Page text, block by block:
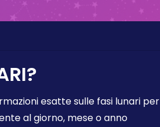
esatte sulle fasi lunari per
al giorno, mese o anno